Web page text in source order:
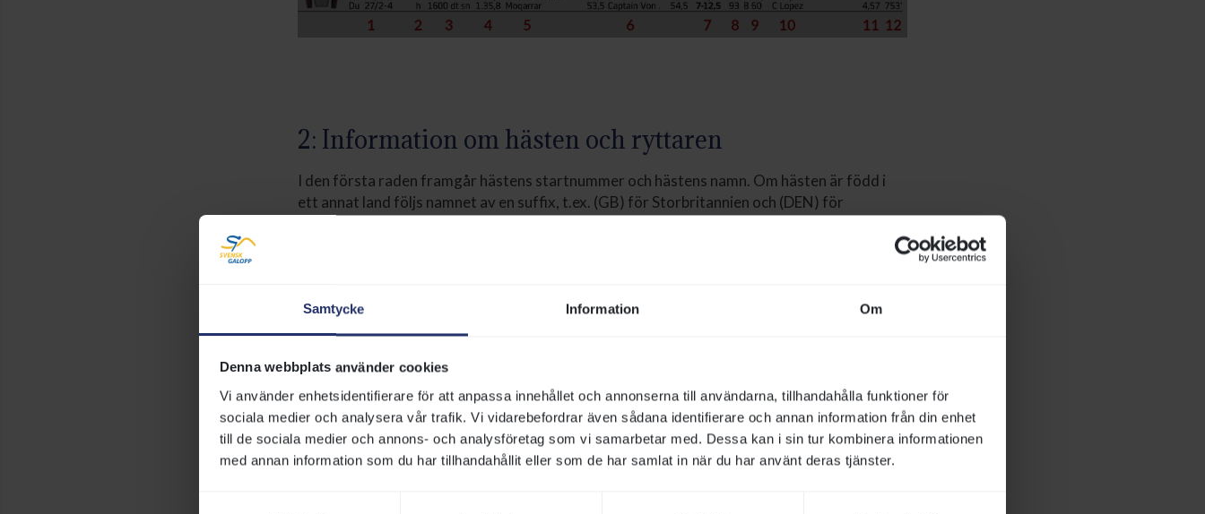
Samtycke Information Om
Denna webbplats använder cookies
Vi använder enhetsidentifierare för att anpassa innehållet och annonserna till användarna, tillhandahålla funktioner för
sociala medier och analysera vår trafik. Vi vidarebefordrar även sådana identifierare och annan information från din enhet
till de sociala medier och annons- och analysföretag som vi samarbetar med. Dessa kan i sin tur kombinera informationen
med annan information som du har tillhandahållit eller som de har samlat in när du har använt deras tjänster.
2: Information om hästen och ryttaren
I den första raden framgår hästens startnummer och hästens namn. Om hästen är född i
ett annat land följs namnet av en suffix, t.ex. (GB) för Storbritannien och (DEN) för
andraplatser och tredjeplatser det resulterade i, samt prissumma. Under detta finns
samma information för de två senaste åren.